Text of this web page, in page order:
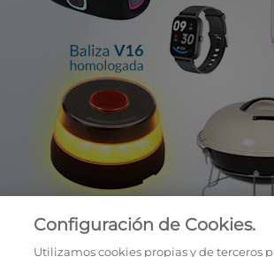
Configuración de Cookies.
Utilizamos cookies propias y de terceros